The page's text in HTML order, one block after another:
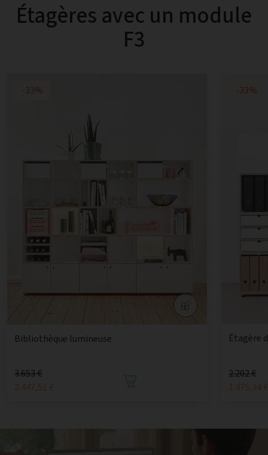
Étagères avec un module
F3
-33%
Bibliothèque lumineuse
3.653 €
2.447,51 €
-33%
Étagère
2.202 €
1.475,34 €